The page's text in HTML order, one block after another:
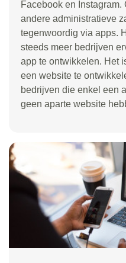
Facebook en
andere administratieve
tegenwoordig via apps.
steeds meer bedrijven
app te ontwikkelen. Het
een website te
bedrijven die enkel een
geen aparte website